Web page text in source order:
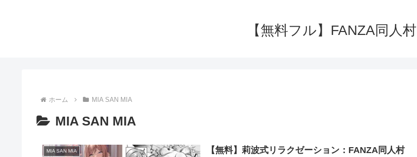
【無料フル】FANZA同人村
ホーム MIA SAN MIA
MIA SAN MIA
MIA SAN MIA 【無料】莉波式リラクゼーション：FANZA同人村